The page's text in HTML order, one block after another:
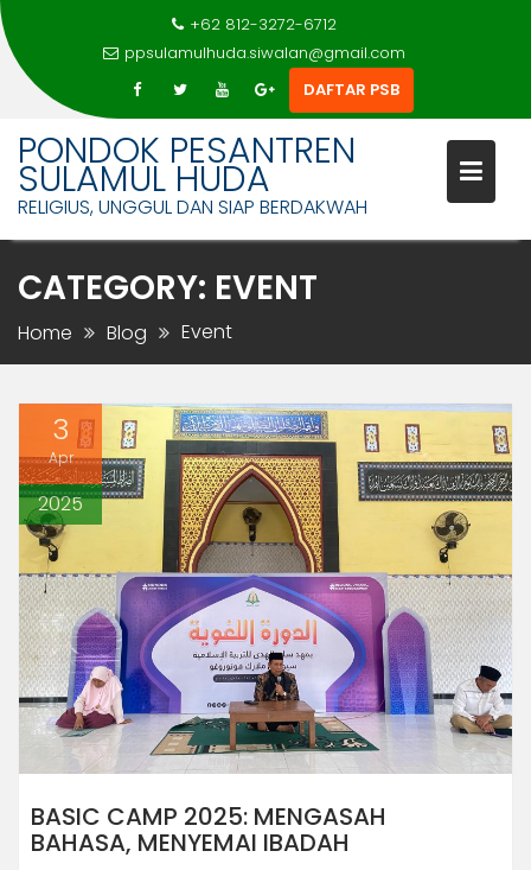
Skip
content
+62 812-3272-6712
ppsulamulhuda.siwalan@gmail.com
DAFTAR PSB
PONDOK PESANTREN
SULAMUL HUDA
RELIGIUS, UNGGUL DAN SIAP BERDAKWAH
CATEGORY: EVENT
Home Blog Event
3
Apr
2025
BASIC CAMP 2025: MENGASAH
BAHASA, MENYEMAI IBADAH